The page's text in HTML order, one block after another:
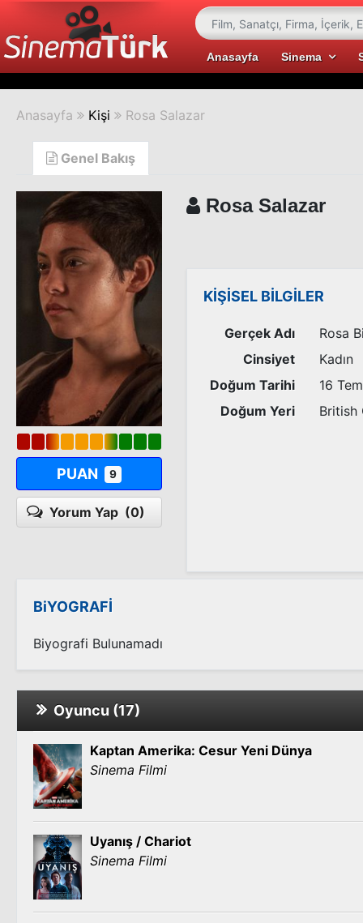
Anasayfa Sinema
Anasayfa Kişi Rosa Salazar
Genel Bakış
PUAN 9
Yorum Yap (0)
Rosa Salazar
KİŞİSEL BİLGİLER
Gerçek Adı
Rosa
Cinsiyet
Kadın
Doğum Tarihi
16
Doğum Yeri
British
BiYOGRAFİ
Biyografi Bulunamadı
Oyuncu (17)
Kaptan Amerika: Cesur Yeni Dünya
Sinema Filmi
Uyanış / Chariot
Sinema Filmi